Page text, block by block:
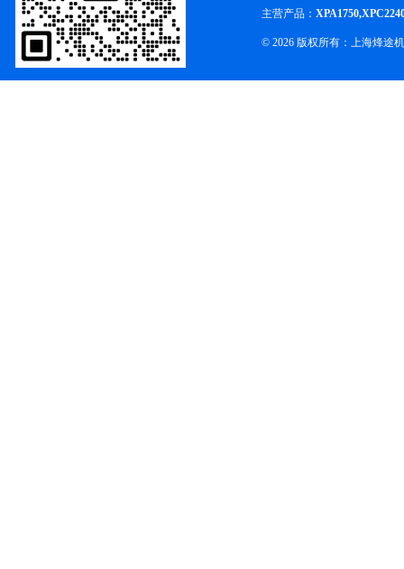
主营产品：
© 2026 版权所有：上海烽途